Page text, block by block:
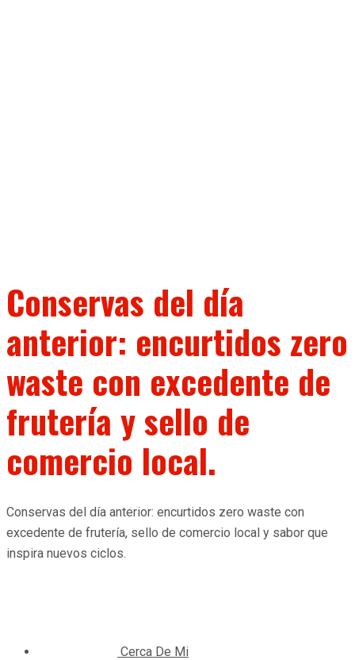
Conservas del día
anterior: encurtidos zero
waste con excedente de
frutería y sello de
comercio local.
Conservas del día anterior: encurtidos zero waste con
excedente de frutería, sello de comercio local y sabor que
inspira nuevos ciclos.
Cerca De Mi